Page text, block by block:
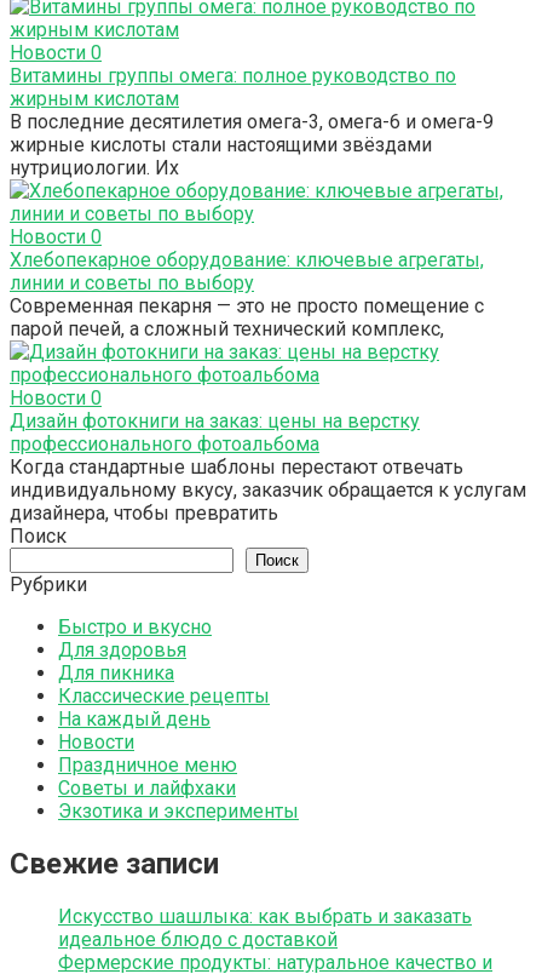
Новости 0
Витамины группы омега: полное руководство по
жирным кислотам
В последние десятилетия омега-3, омега-6 и омега-9
жирные кислоты стали настоящими звёздами
нутрициологии. Их
Новости 0
Хлебопекарное оборудование: ключевые агрегаты,
линии и советы по выбору
Современная пекарня — это не просто помещение с
парой печей, а сложный технический комплекс,
Новости 0
Дизайн фотокниги на заказ: цены на верстку
профессионального фотоальбома
Когда стандартные шаблоны перестают отвечать
индивидуальному вкусу, заказчик обращается к услугам
дизайнера, чтобы превратить
Поиск
Поиск
Рубрики
Быстро и вкусно
Для здоровья
Для пикника
Классические рецепты
На каждый день
Новости
Праздничное меню
Советы и лайфхаки
Экзотика и эксперименты
Свежие записи
Искусство шашлыка: как выбрать и заказать
идеальное блюдо с доставкой
Фермерские продукты: натуральное качество и